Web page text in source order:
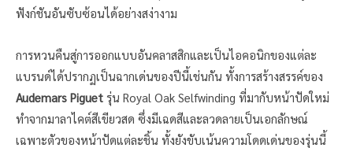
ฟังก์ชันอันซับซ้อนได้อย่างสง่างาม
การหวนคืนสู่การออกแบบอันคลาสสิกและเป็นไอคอนิกของแต่ละ
แบรนด์ได้ปรากฏเป็นฉากเด่นของปีนี้เช่นกัน ทั้งการสร้างสรรค์ของ
Audemars Piguet รุ่น Royal Oak Selfwinding ที่มากับหน้าปัดใหม่
ทำจากมาลาไคต์สีเขียวสด ซึ่งมีเฉดสีและลวดลายเป็นเอกลักษณ์
เฉพาะตัวของหน้าปัดแต่ละชิ้น ทั้งยังขับเน้นความโดดเด่นของรุ่นนี้